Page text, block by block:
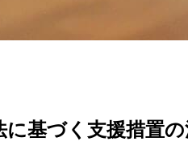
に基づく支援措置